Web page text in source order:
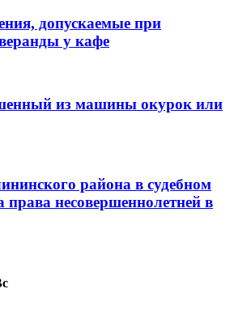
допускаемые при
у кафе
из машины окурок или
района в судебном
права несовершеннолетней в